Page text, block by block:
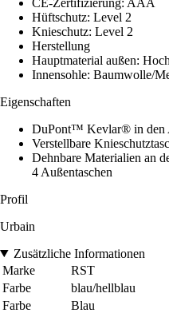
CE-Zertifizierung: AAA
Hüftschutz: Level 2
Knieschutz: Level 2
Herstellung
Hauptmaterial außen:
Innensohle: Baumwolle/
Eigenschaften
DuPont™ Kevlar® in den
Verstellbare
Dehnbare Materialien an
4 Außentaschen
Profil
Urbain
Zusätzliche Informationen
Marke
RST
Farbe
blau/hellblau
Farbe
Blau